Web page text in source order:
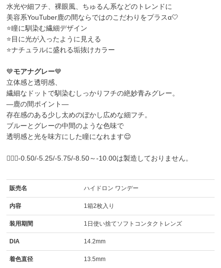
水光や細フチ、裸眼風、ちゅるん系などのトレンドに
美容系YouTuber鹿の間ならではのこだわりをプラスα🤍
⭐瞳に馴染む繊細デザイン
⭐目に光が入ったように見える
⭐ナチュラルに盛れる垢抜けカラー
💙モアナグレー💙
立体感と透明感、
繊細なドットで馴染むしっかりフチの絶妙青みグレー。
―鹿の間ポイント―
存在感のある少し太めのぼかし広めな細フチ。
ブルーとグレーの中間のような色味で
透明感と光を味方にした瞳になれます😌
🙇🏼‍♀️-0.50/-5.25/-5.75/-8.50～-10.00は製造しておりません。
販売名 ハイドロン ワンデー
内容 1箱2枚入り
装用期間 1日使い捨てソフトコンタクトレンズ
DIA 14.2mm
着色直径 13.5mm